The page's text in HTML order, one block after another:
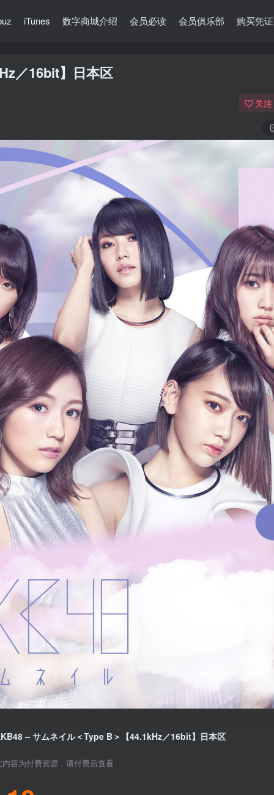
iTunes 数字商城介绍 会员必读 会员俱乐部 购买凭证
／16bit】日本区
关注
– サムネイル＜Type B＞【44.1kHz／16bit】日本区
内容为付费资源，请付费后查看